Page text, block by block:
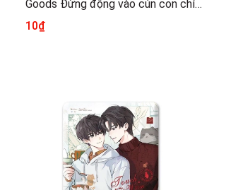
Goods Đừng động vào cún con chính hãng Mẫu 1 [Tổng hợp]
10₫